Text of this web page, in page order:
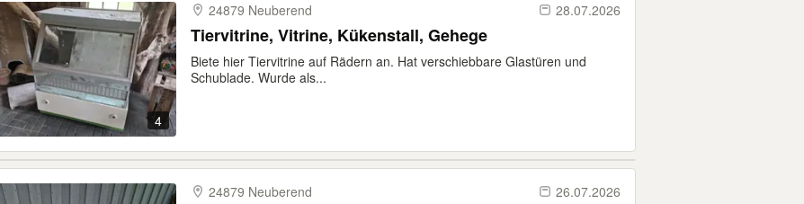
4
24879 Neuberend 28.07.2026
Tiervitrine, Vitrine, Kükenstall, Gehege
Biete hier Tiervitrine auf Rädern an. Hat verschiebbare Glastüren und
Schublade. Wurde als...
24879 Neuberend 26.07.2026